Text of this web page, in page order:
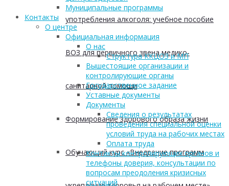
употребления алкоголя: учебное пособие
ВОЗ для первичного звена медико-
санитарной помощи
Формирование здорового образа жизни
Обучающий курс «Внедрение программ
Муниципальные программы
Контакты
О центре
Официальная информация
О нас
Структура ККЦОЗ и МП
Вышестоящие организации и
контролирующие органы
Государственное задание
Уставные документы
Документы
Сведения о результатах
проведения специальной оценки
условий труда на рабочих местах
Оплата труда
Контакты контролирующих органов и
телефоны доверия, консультации по
вопросам преодоления кризисных
ситуаций